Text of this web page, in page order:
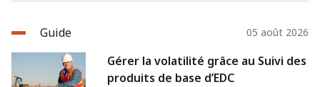
Guide 05 août 2026
Gérer la volatilité grâce au Suivi des
produits de base d’EDC